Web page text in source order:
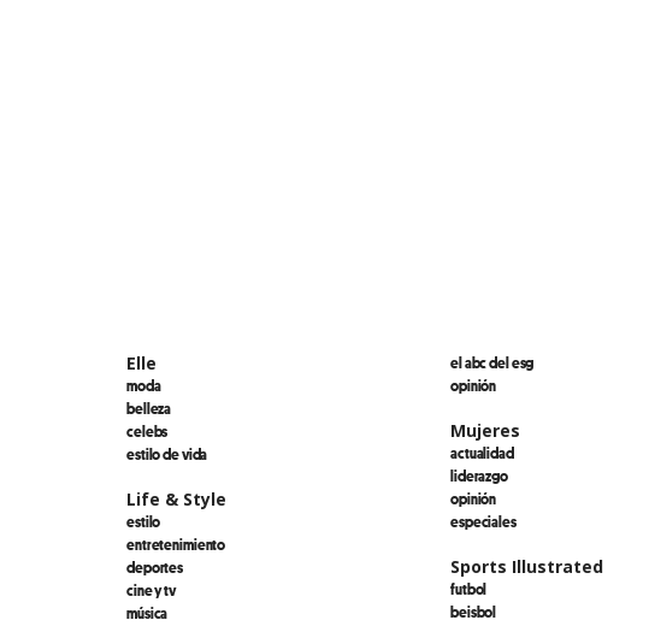
Elle
moda
belleza
celebs
estilo de vida
Life & Style
estilo
entretenimiento
deportes
cine y tv
música
el abc del esg
opinión
Mujeres
actualidad
liderazgo
opinión
especiales
Sports Illustrated
futbol
beisbol